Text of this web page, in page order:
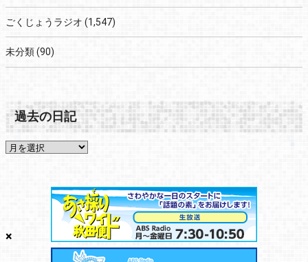
×
ごくじょうラジオ (1,547)
未分類(90)
過去の日記